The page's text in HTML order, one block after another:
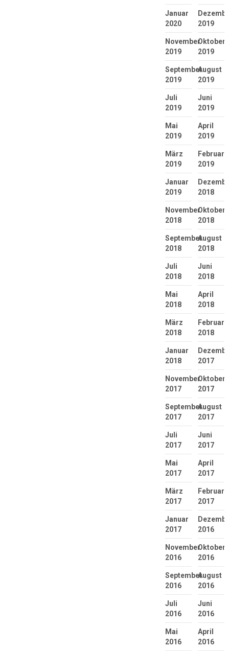
Januar
2020
2019
November
2019
Oktober
2019
September
2019
August
2019
Juli
2019
Juni
2019
Mai
2019
April
2019
März
2019
Februar
2019
Januar
2019
2018
November
2018
Oktober
2018
September
2018
August
2018
Juli
2018
Juni
2018
Mai
2018
April
2018
März
2018
Februar
2018
Januar
2018
2017
November
2017
Oktober
2017
September
2017
August
2017
Juli
2017
Juni
2017
Mai
2017
April
2017
März
2017
Februar
2017
Januar
2017
2016
November
2016
Oktober
2016
September
2016
August
2016
Juli
2016
Juni
2016
Mai
2016
April
2016